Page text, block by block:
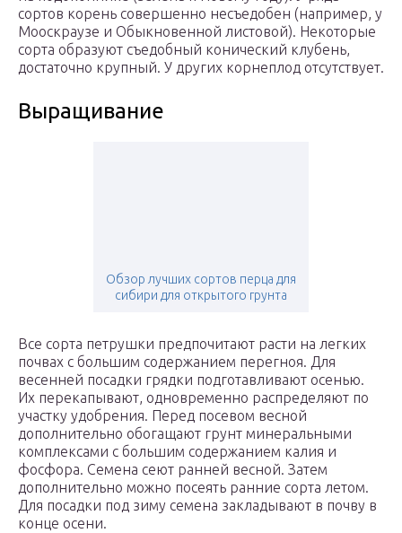
сортов корень совершенно несъедобен (например, у
Мооскраузе и Обыкновенной листовой). Некоторые
сорта образуют съедобный конический клубень,
достаточно крупный. У других корнеплод отсутствует.
Выращивание
Обзор лучших сортов перца для
сибири для открытого грунта
Все сорта петрушки предпочитают расти на легких
почвах с большим содержанием перегноя. Для
весенней посадки грядки подготавливают осенью.
Их перекапывают, одновременно распределяют по
участку удобрения. Перед посевом весной
дополнительно обогащают грунт минеральными
комплексами с большим содержанием калия и
фосфора. Семена сеют ранней весной. Затем
дополнительно можно посеять ранние сорта летом.
Для посадки под зиму семена закладывают в почву в
конце осени.